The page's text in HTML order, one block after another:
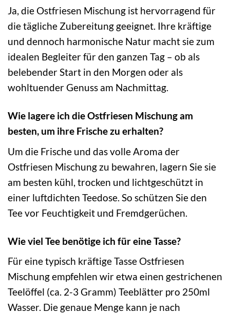
Ja, die Ostfriesen Mischung ist hervorragend für
die tägliche Zubereitung geeignet. Ihre kräftige
und dennoch harmonische Natur macht sie zum
idealen Begleiter für den ganzen Tag – ob als
belebender Start in den Morgen oder als
wohltuender Genuss am Nachmittag.
Wie lagere ich die Ostfriesen Mischung am
besten, um ihre Frische zu erhalten?
Um die Frische und das volle Aroma der
Ostfriesen Mischung zu bewahren, lagern Sie sie
am besten kühl, trocken und lichtgeschützt in
einer luftdichten Teedose. So schützen Sie den
Tee vor Feuchtigkeit und Fremdgerüchen.
Wie viel Tee benötige ich für eine Tasse?
Für eine typisch kräftige Tasse Ostfriesen
Mischung empfehlen wir etwa einen gestrichenen
Teelöffel (ca. 2-3 Gramm) Teeblätter pro 250ml
Wasser. Die genaue Menge kann je nach